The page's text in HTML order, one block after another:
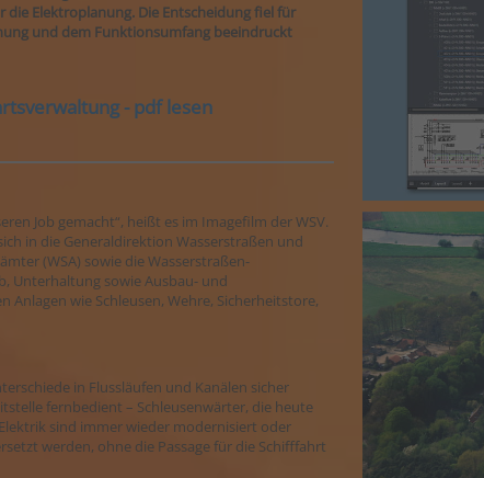
Elektroplanung. Die Entscheidung fiel für
und dem Funktionsumfang beeindruckt
- pdf lesen
Job gemacht“, heißt es im Imagefilm der WSV.
in die Generaldirektion Wasserstraßen und
(WSA) sowie die Wasserstraßen-
Unterhaltung sowie Ausbau- und
wie Schleusen, Wehre, Sicherheitstore,
in Flussläufen und Kanälen sicher
fernbedient – Schleusenwärter, die heute
sind immer wieder modernisiert oder
werden, ohne die Passage für die Schifffahrt